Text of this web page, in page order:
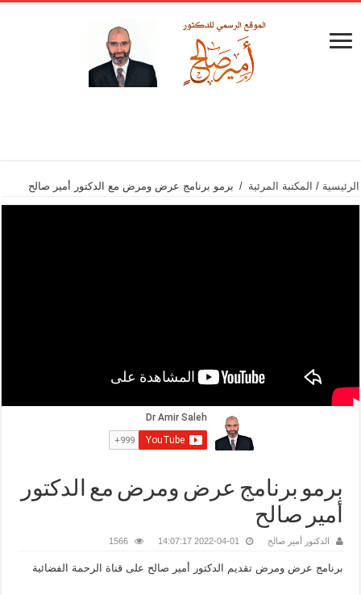
الرئيسية / المكتبة المرئية / برمو برنامج عرض ومرض مع الدكتور أمير صالح
برمو برنامج عرض ومرض مع الدكتور
أمير صالح
الدكتور أمير صالح 2022-04-01 14:07:17
1566
برنامج عرض ومرض تقديم الدكتور أمير صالح على قناة الرحمة الفضائية